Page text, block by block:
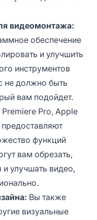
видеомонтажа:
обеспечение
и улучшить
инструментов
не должно быть
вам подойдет.
Pro, Apple
функций
вам обрезать,
улучшать видео,
Вы также
визуальные